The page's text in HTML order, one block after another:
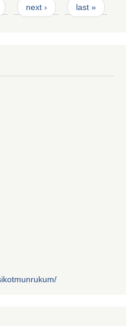
next › last »